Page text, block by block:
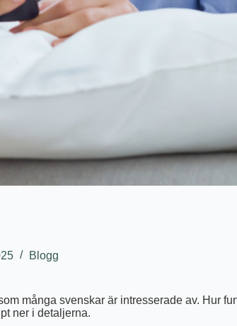
Blogg
många svenskar är intresserade av. Hur
ner i detaljerna.